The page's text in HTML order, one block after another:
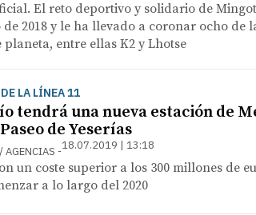
El reto deportivo y solidario de
de 2018 y le ha llevado a coronar ocho de
planeta, entre ellas K2 y Lhotse
LA LÍNEA 11
tendrá una nueva estación de
de Yeserías
AGENCIAS 18.07.2019 | 13:18
un coste superior a los 300 millones de
a lo largo del 2020